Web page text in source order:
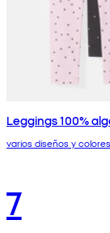
Leggings 100%
varios diseños y colores
7